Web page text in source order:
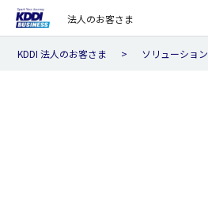
法人のお客さま
KDDI 法人のお客さま ソリューション